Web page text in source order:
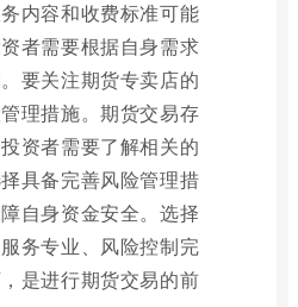
内容和收费标准可能
者需要根据自身需求
要关注期货专卖店的
理措施。期货交易存
资者需要了解相关的
具备完善风险管理措
自身资金安全。选择
务专业、风险控制完
是进行期货交易的前